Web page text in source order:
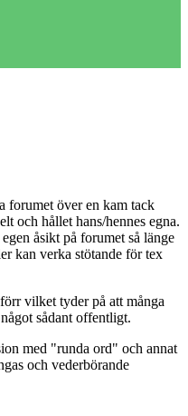
forumet över en kam tack
och hållet hans/hennes egna.
åsikt på forumet så länge
kan verka stötande för tex
vilket tyder på att många
sådant offentligt.
med "runda ord" och annat
och vederbörande